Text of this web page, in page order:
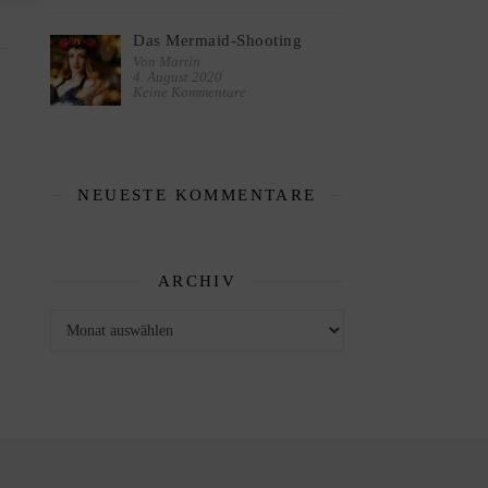
Das Mermaid-Shooting
Von Martin
4. August 2020
Keine Kommentare
NEUESTE KOMMENTARE
ARCHIV